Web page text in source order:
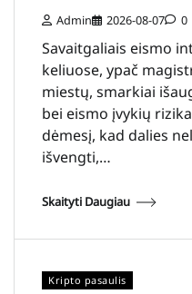
Admin 2026-08-07 0
Savaitgaliais eismo
keliuose, ypač
miestų, smarkiai
bei eismo įvykių
dėmesį, kad dalies
išvengti,…
Skaityti Daugiau
Kripto pasaulis